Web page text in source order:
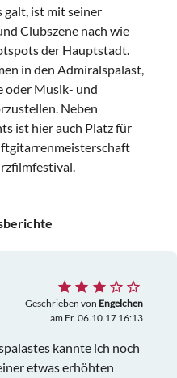
galt, ist mit seiner
Clubszene nach wie
der Hauptstadt.
in den Admiralspalast,
oder Musik- und
Neben
ist hier auch Platz für
Geschrieben von Engelchen
am Fr. 06.10.17 16:13
kannte ich noch
etwas erhöhten